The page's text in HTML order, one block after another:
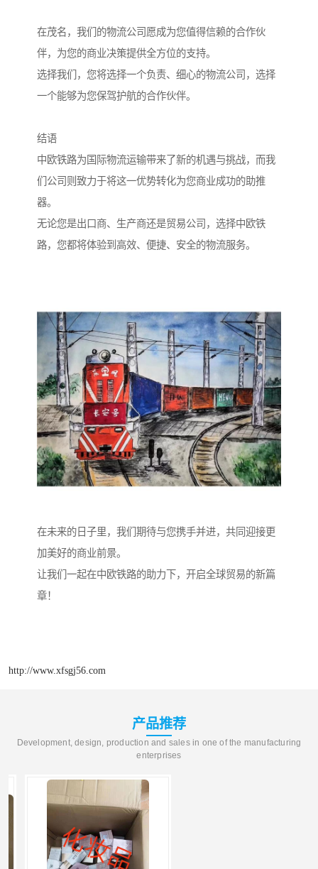
在茂名，我们的物流公司愿成为您值得信赖的合作伙
伴，为您的商业决策提供全方位的支持。
选择我们，您将选择一个负责、细心的物流公司，选择
一个能够为您保驾护航的合作伙伴。
结语
中欧铁路为国际物流运输带来了新的机遇与挑战，而我
们公司则致力于将这一优势转化为您商业成功的助推
器。
无论您是出口商、生产商还是贸易公司，选择中欧铁
路，您都将体验到高效、便捷、安全的物流服务。
在未来的日子里，我们期待与您携手并进，共同迎接更
加美好的商业前景。
让我们一起在中欧铁路的助力下，开启全球贸易的新篇
章！
http://www.xfsgj56.com
产品推荐
Development, design, production and sales in one of the manufacturing
enterprises